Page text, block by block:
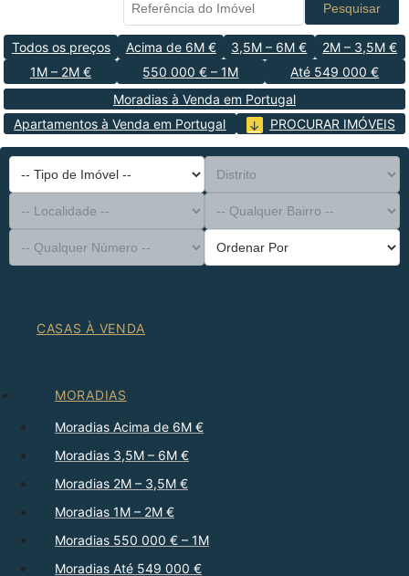
Pesquisar
Todos os preços Acima de 6M € 3,5M – 6M €
2M – 3,5M €
1M – 2M €
550 000 € – 1M
Até 549 000 €
Moradias à Venda em Portugal
Apartamentos à Venda em Portugal
PROCURAR IMÓVEIS
-- Tipo de Imóvel --
Distrito
-- Localidade --
-- Qualquer Bairro --
-- Qualquer Número --
Ordenar Por
CASAS À VENDA
MORADIAS
Moradias Acima de 6M €
Moradias 3,5M – 6M €
Moradias 2M – 3,5M €
Moradias 1M – 2M €
Moradias 550 000 € – 1M
Moradias Até 549 000 €